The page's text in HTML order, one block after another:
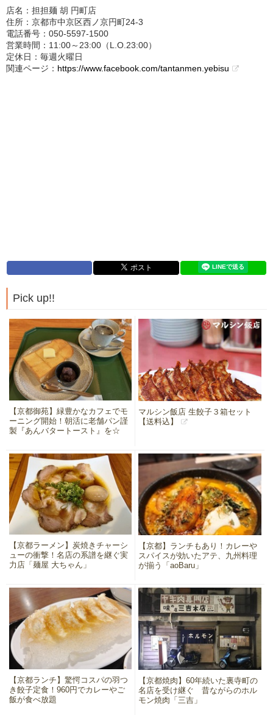
店名：担担麺 胡 円町店
住所：京都市中京区西ノ京円町24-3
電話番号：050-5597-1500
営業時間：11:00～23:00（L.O.23:00）
定休日：毎週火曜日
関連ページ： https://www.facebook.com/tantanmen.yebisu
Pick up!!
【京都御苑】緑豊かなカフェでモ
ーニング開始！朝活に老舗パン謹
製『あんバタートースト』を☆
マルシン飯店 生餃子３箱セット
【送料込】
【京都ラーメン】炭焼きチャーシ
ューの衝撃！名店の系譜を継ぐ実
力店「麺屋 大ちゃん」
【京都】ランチもあり！カレーや
スパイスが効いたアテ、九州料理
が揃う「aoBaru」
【京都ランチ】驚愕コスパの羽つ
き餃子定食！960円でカレーやご
飯が食べ放題
【京都焼肉】60年続いた裏寺町の
名店を受け継ぐ 昔ながらのホル
モン焼肉「三吉」